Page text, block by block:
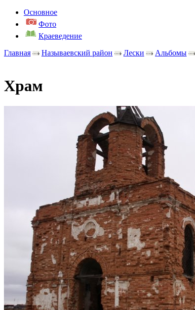
Основное
Фото
Краеведение
Главная
Называевский район Лески Альбомы
Храм